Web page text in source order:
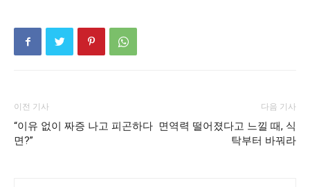
이전 기사
“이유 없이 짜증 나고 피곤하다
면?”
다음 기사
면역력 떨어졌다고 느낄 때, 식
탁부터 바꿔라